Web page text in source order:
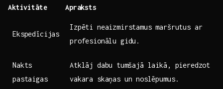
Aktivitāte Apraksts
Ekspedīcijas
Izpēti neaizmirstamus⁤ maršrutus​ ar
profesionālu gidu.
Nakts
‌pastaigas
Atklāj dabu ⁣tumšajā laikā, ‍pieredzot
vakara skaņas ‌un ⁢noslēpumus.